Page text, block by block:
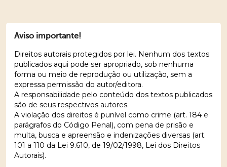
Aviso importante!
Direitos autorais protegidos por lei. Nenhum dos textos
publicados aqui pode ser apropriado, sob nenhuma
forma ou meio de reprodução ou utilização, sem a
expressa permissão do autor/editora.
A responsabilidade pelo conteúdo dos textos publicados
são de seus respectivos autores.
A violação dos direitos é punível como crime (art. 184 e
parágrafos do Código Penal), com pena de prisão e
multa, busca e apreensão e indenizações diversas (art.
101 a 110 da Lei 9.610, de 19/02/1998, Lei dos Direitos
Autorais).